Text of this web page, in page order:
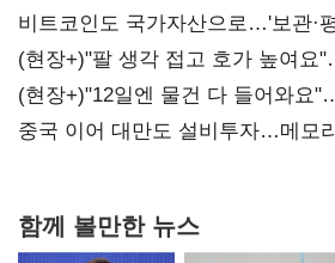
비트코인도 국가자산으로…'보관·
숙제
(현장+)"팔 생각 접고 호가 높여요
20억 키맞추기
(현장+)"12일엔 물건 다 들어와요
연 홈플러스
중국 이어 대만도 설비투자…메모리
함께 볼만한 뉴스